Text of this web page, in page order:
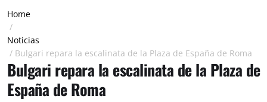
Home
/
Noticias
/ Bulgari repara la escalinata de la Plaza de España de Roma
Bulgari repara la escalinata de la Plaza de
España de Roma